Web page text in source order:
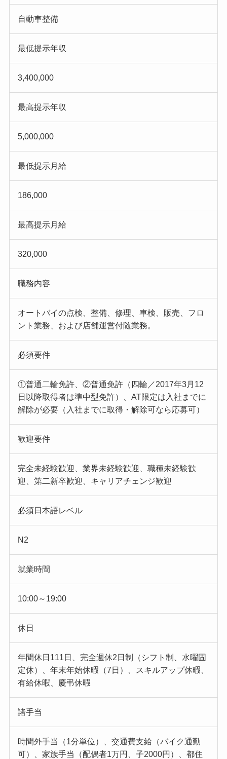
自動車整備
最低提示年収
3,400,000
最高提示年収
5,000,000
最低提示月給
186,000
最高提示月給
320,000
職務内容
オートバイの点検、整備、修理、車検、販売、フロ
ント業務、および店舗運営付随業務。
必須要件
①普通二輪免許、②普通免許（四輪／2017年3月12
日以降取得者は準中型免許）、AT限定は入社までに
解除が必要（入社までに取得・解除可なら応募可）
歓迎要件
完全未経験歓迎、業界未経験歓迎、職種未経験歓
迎、第二新卒歓迎、キャリアチェンジ歓迎
必須日本語レベル
N2
就業時間
10:00～19:00
休日
年間休日111日、完全週休2日制（シフト制、水曜固
定休）、年末年始休暇（7日）、スキルアップ休暇、
有給休暇、慶弔休暇
諸手当
時間外手当（1分単位）、交通費支給（バイク通勤
可）、家族手当（配偶者1万円、子2000円）、都住